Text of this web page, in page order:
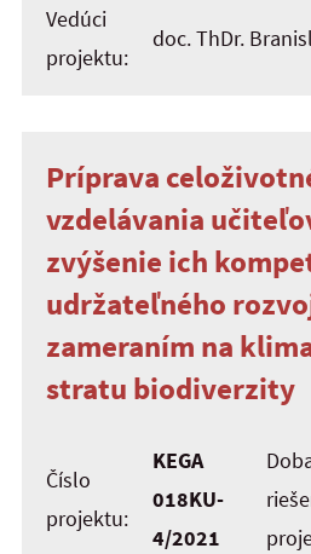
Vedúci
projektu:
doc. ThDr.
Príprava
vzdelávania
zvýšenie ich
udržateľného
zameraním na
stratu biodiverzity
Číslo
projektu:
KEGA
018KU-
4/2021